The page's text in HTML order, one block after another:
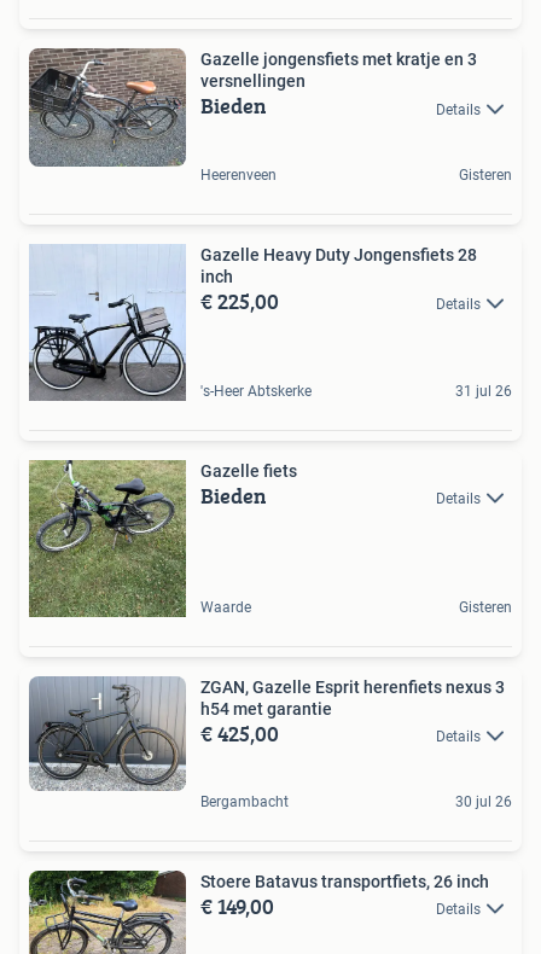
Gazelle jongensfiets met kratje en 3
versnellingen
Bieden Details
Heerenveen Gisteren
Gazelle Heavy Duty Jongensfiets 28
inch
€ 225,00 Details
's-Heer Abtskerke 31 jul 26
Gazelle fiets
Bieden Details
Waarde Gisteren
ZGAN, Gazelle Esprit herenfiets nexus 3
h54 met garantie
€ 425,00 Details
Bergambacht 30 jul 26
Stoere Batavus transportfiets, 26 inch
€ 149,00 Details